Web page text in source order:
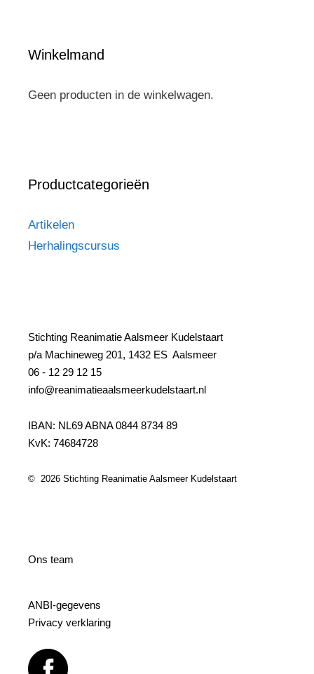
Winkelmand
Geen producten in de winkelwagen.
Productcategorieën
Artikelen
Herhalingscursus
Stichting Reanimatie Aalsmeer Kudelstaart
p/a Machineweg 201, 1432 ES Aalsmeer
06 - 12 29 12 15
info@reanimatieaalsmeerkudelstaart.nl
IBAN: NL69 ABNA 0844 8734 89
KvK: 74684728
© 2026 Stichting Reanimatie Aalsmeer Kudelstaart
Ons team
ANBI-gegevens
Privacy verklaring